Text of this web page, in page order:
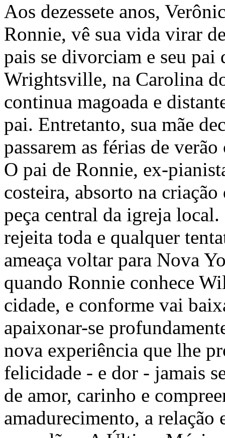
Aos dezessete anos,
Ronnie, vê sua vida virar
pais se divorciam e seu pai
Wrightsville, na Carolina
continua magoada e
pai. Entretanto, sua mãe
passarem as férias de
O pai de Ronnie, ex-
costeira, absorto na criação
peça central da igreja
rejeita toda e qualquer
ameaça voltar para Nova
quando Ronnie conhece
cidade, e conforme vai
apaixonar-se
nova experiência que lhe
felicidade - e dor - jamais
de amor, carinho e
amadurecimento, a